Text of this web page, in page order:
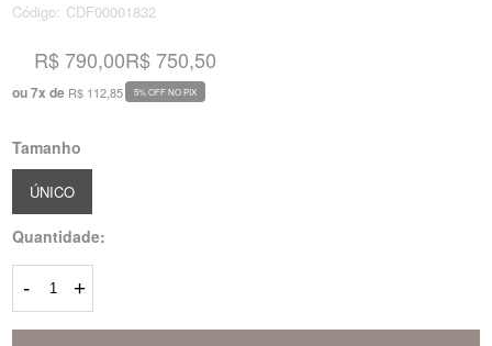
Código: CDF00001832
R$ 790,00
ou7x de R$ 112,85
R$ 750,50
5% OFF NO PIX
Tamanho
ÚNICO
Quantidade:
- +